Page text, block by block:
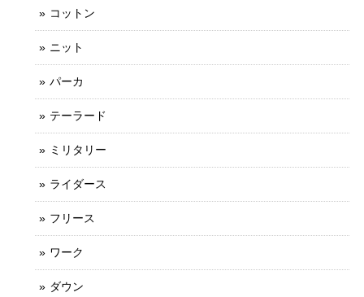
コットン
ニット
パーカ
テーラード
ミリタリー
ライダース
フリース
ワーク
ダウン